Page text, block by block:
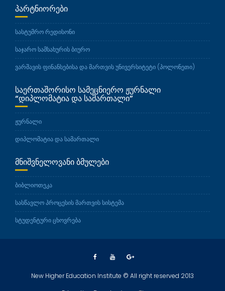
ᲞᲐᲠᲢᲜᲘᲝᲠᲔᲑᲘ
სასტუმრო რედისონი
საჯარო სამსახურის ბიურო
ვარშავის ფინანსებისა და მართვის უნივერსიტეტი (პოლონეთი)
ᲡᲐᲔᲠᲗᲐᲨᲝᲠᲘᲡᲝ ᲡᲐᲛᲔᲪᲜᲘᲔᲠᲝ ᲟᲣᲠᲜᲐᲚᲘ
“ᲓᲘᲞᲚᲝᲛᲐᲢᲘᲐ ᲓᲐ ᲡᲐᲛᲐᲠᲗᲐᲚᲘ”
ჟურნალი
დიპლომატია და სამართალი
ᲛᲜᲘᲨᲕᲜᲔᲚᲝᲕᲐᲜᲘ ᲑᲛᲣᲚᲔᲑᲘ
ბიბლიოთეკა
სასწავლო პროცესის მართვის სისტემა
სტუდენტური ცხოვრება
New Higher Education Institute © All right reserved 2013